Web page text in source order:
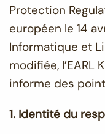
Protection
européen le 14
Informatique et
modifiée, l’EARL
informe des
1. Identité du